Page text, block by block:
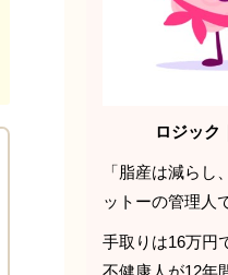
ロジック
「脂産は減らし
ットーの管理人
手取りは16万円